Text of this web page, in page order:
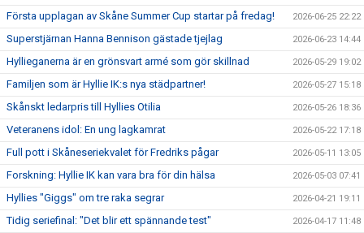
Första upplagan av Skåne Summer Cup startar på fredag! 2026-06-25 22:22
Superstjärnan Hanna Bennison gästade tjejlag 2026-06-23 14:44
Hyllieganerna är en grönsvart armé som gör skillnad 2026-05-29 19:02
Familjen som är Hyllie IK:s nya städpartner! 2026-05-27 15:18
Skånskt ledarpris till Hyllies Otilia 2026-05-26 18:36
Veteranens idol: En ung lagkamrat 2026-05-22 17:18
Full pott i Skåneseriekvalet för Fredriks pågar 2026-05-11 13:05
Forskning: Hyllie IK kan vara bra för din hälsa 2026-05-03 07:41
Hyllies "Giggs" om tre raka segrar 2026-04-21 19:11
Tidig seriefinal: "Det blir ett spännande test" 2026-04-17 11:48